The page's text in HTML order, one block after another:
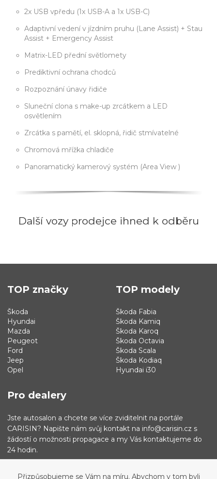
2x USB vpředu (1x USB-A a 1x USB-C)
Adaptivní vedení v jízdním pruhu (Lane Assist) + Stau
Assist + Emergency Assist
Matrix-LED přední světlomety
Prediktivní ochrana chodců
Rozpoznání únavy řidiče
Sluneční clona s make-up zrcátkem a LED
osvětlením
Zrcátka s pamětí, el. sklopná, řidič stmívatelné
Chromová mřížka chladiče
Panoramatický kamerový systém (Area View )
Další vozy prodejce ihned k odběru
TOP značky
Škoda
Hyundai
Mazda
Peugeot
Ford
Jeep
Opel
TOP modely
Škoda Fabia
Škoda Kamiq
Škoda Karoq
Škoda Octavia
Škoda Scala
Škoda Kodiaq
Hyundai i30
Pro dealery
Jste autosalon a chcete se více zviditelnit na portále
CARISIN? Napište nám svůj kontakt na info@carisin.cz s
žádostí o možnosti propagace a my Vás kontaktujeme do
24 hodin.
Přizpůsobujeme se Vám na míru. Abychom v tom byli